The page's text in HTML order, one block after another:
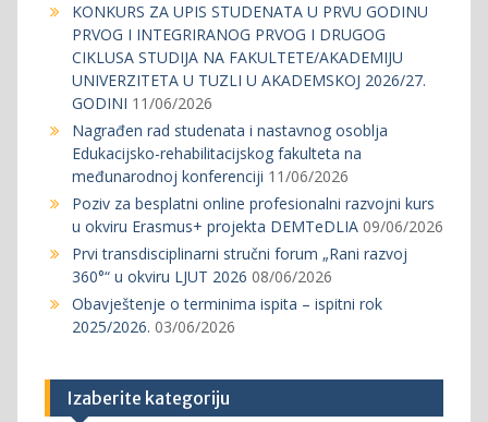
KONKURS ZA UPIS STUDENATA U PRVU GODINU
PRVOG I INTEGRIRANOG PRVOG I DRUGOG
CIKLUSA STUDIJA NA FAKULTETE/AKADEMIJU
UNIVERZITETA U TUZLI U AKADEMSKOJ 2026/27.
GODINI 11/06/2026
Nagrađen rad studenata i nastavnog osoblja
Edukacijsko-rehabilitacijskog fakulteta na
međunarodnoj konferenciji 11/06/2026
Poziv za besplatni online profesionalni razvojni kurs
u okviru Erasmus+ projekta DEMTeDLIA 09/06/2026
Prvi transdisciplinarni stručni forum „Rani razvoj
360°“ u okviru LJUT 2026 08/06/2026
Obavještenje o terminima ispita – ispitni rok
2025/2026. 03/06/2026
Izaberite kategoriju